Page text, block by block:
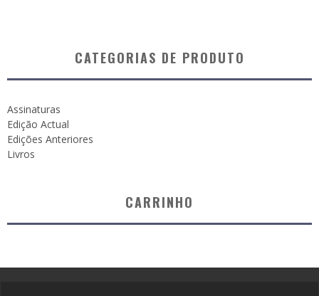
CATEGORIAS DE PRODUTO
Assinaturas
Edição Actual
Edições Anteriores
Livros
CARRINHO